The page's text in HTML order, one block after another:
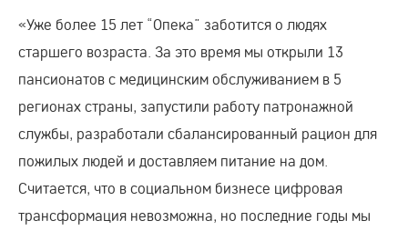
«Уже более 15 лет “Опека” заботится о людях
старшего возраста. За это время мы открыли 13
пансионатов с медицинским обслуживанием в 5
регионах страны, запустили работу патронажной
службы, разработали сбалансированный рацион для
пожилых людей и доставляем питание на дом.
Считается, что в социальном бизнесе цифровая
трансформация невозможна, но последние годы мы